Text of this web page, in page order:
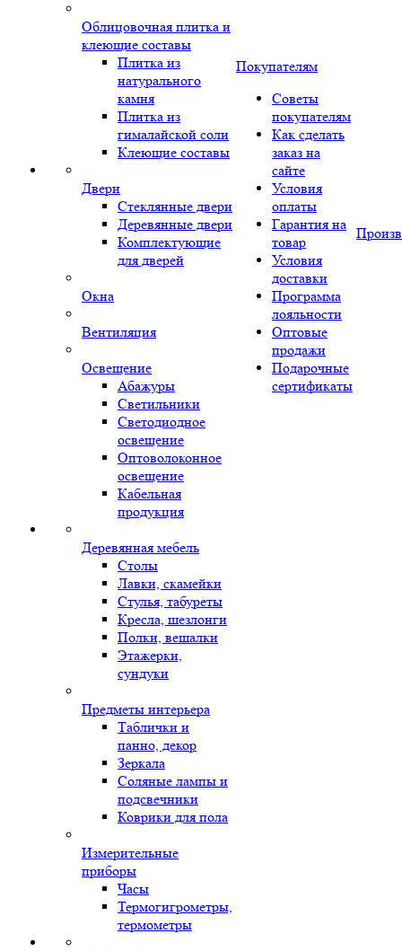
Облицовочная плитка и
клеющие составы
Плитка из
натурального
камня
Плитка из
гималайской соли
Клеющие составы
Двери
Стеклянные двери
Деревянные двери
Комплектующие
для дверей
Окна
Вентиляция
Освещение
Абажуры
Светильники
Светодиодное
освещение
Оптоволоконное
освещение
Кабельная
продукция
Деревянная мебель
Столы
Лавки, скамейки
Стулья, табуреты
Кресла, шезлонги
Полки, вешалки
Этажерки,
сундуки
Предметы интерьера
Таблички и
панно, декор
Зеркала
Соляные лампы и
подсвечники
Коврики для пола
Измерительные
приборы
Часы
Термогигрометры,
термометры
Покупателям
Советы
покупателям
Как сделать
заказ на
сайте
Условия
оплаты
Гарантия на
товар
Условия
доставки
Программа
лояльности
Оптовые
продажи
Подарочные
сертификаты